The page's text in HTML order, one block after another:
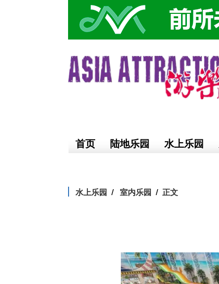
首页 陆地乐园 水上乐园
水上乐园 室内乐园 正文